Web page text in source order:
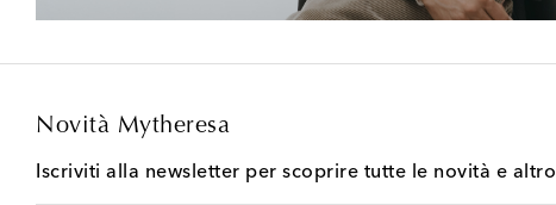
Novità Mytheresa
Iscriviti alla newsletter per scoprire tutte le novità e altro